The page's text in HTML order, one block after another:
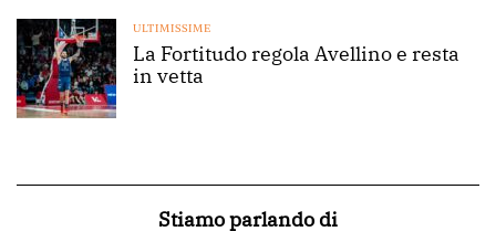
ULTIMISSIME
La Fortitudo regola Avellino e resta
in vetta
Stiamo parlando di